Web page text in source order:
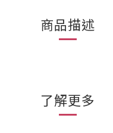
商品描述
了解更多